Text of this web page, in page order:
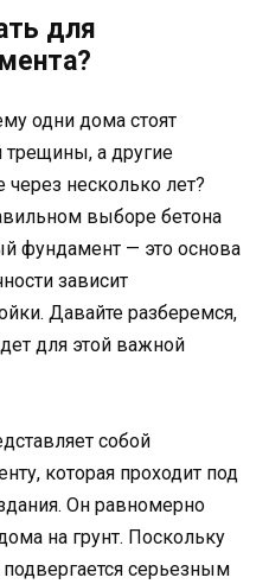
для
одни дома стоят
трещины, а другие
несколько лет?
выборе бетона
фундамент — это основа
зависит
Давайте разберемся,
для этой важной
собой
которая проходит под
Он равномерно
на грунт. Поскольку
серьезным